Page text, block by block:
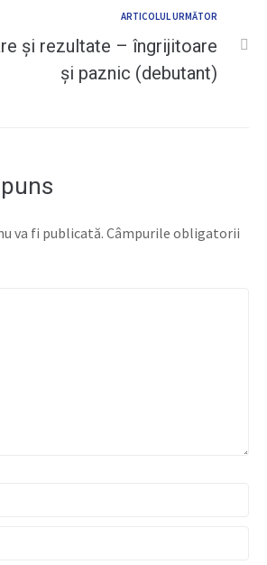
ARTICOLUL URMĂTOR
și rezultate – îngrijitoare
și paznic (debutant)
va fi publicată. Câmpurile obligatorii